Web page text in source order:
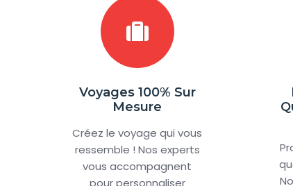
Voyages 100% Sur
Mesure
Créez le voyage qui vous
ressemble ! Nos experts
vous accompagnent
pour personnaliser